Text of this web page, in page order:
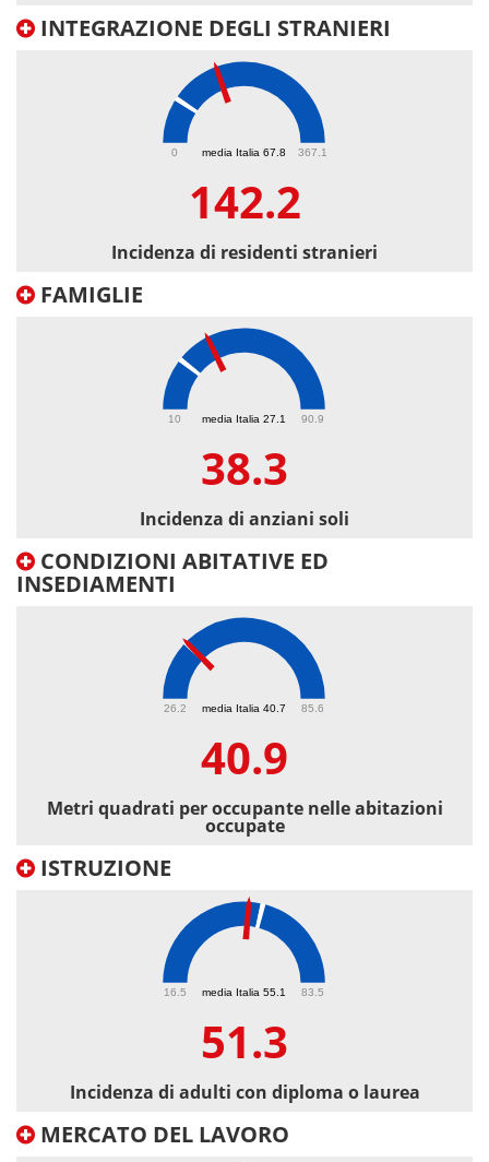
INTEGRAZIONE DEGLI STRANIERI
media Italia 67.8
0 367.1
142.2
Incidenza di residenti stranieri
FAMIGLIE
media Italia 27.1
10 90.9
38.3
Incidenza di anziani soli
CONDIZIONI ABITATIVE ED
INSEDIAMENTI
media Italia 40.7
26.2 85.6
40.9
Metri quadrati per occupante nelle abitazioni
occupate
ISTRUZIONE
media Italia 55.1
16.5 83.5
51.3
Incidenza di adulti con diploma o laurea
MERCATO DEL LAVORO